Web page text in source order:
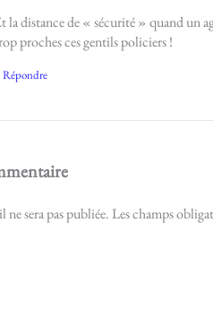
la distance de « sécurité » quand un
proches ces gentils policiers !
Répondre
ne sera pas publiée.Les champs